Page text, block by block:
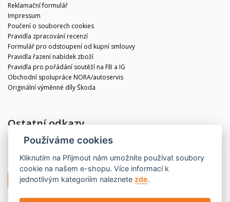
Reklamační formulář
Impressum
Poučení o souborech cookies
Pravidla zpracování recenzí
Formulář pro odstoupení od kupní smlouvy
Pravidla řazení nabídek zboží
Pravidla pro pořádání soutěží na FB a IG
Obchodní spolupráce NORA/autoservis
Originální výměnné díly Škoda
Ostatní odkazy
Blog
Partneři
Odstoupit od smlouvy
Používáme cookies
Kliknutím na Přijmout nám umožníte používat soubory
cookie na našem e-shopu. Více informací k
jednotlivým kategoriím naleznete zde.